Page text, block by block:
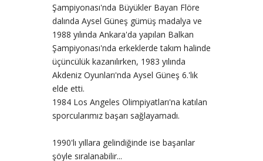
Şampiyonası'nda Büyükler Bayan Flöre
dalında Aysel Güneş gümüş madalya ve
1988 yılında Ankara'da yapılan Balkan
Şampiyonası'nda erkeklerde takım halinde
üçüncülük kazanılırken, 1983 yılında
Akdeniz Oyunları'nda Aysel Güneş 6.'lık
elde etti.
1984 Los Angeles Olimpiyatları'na katılan
sporcularımız başarı sağlayamadı.
1990'lı yıllara gelindiğinde ise başarılar
şöyle sıralanabilir...